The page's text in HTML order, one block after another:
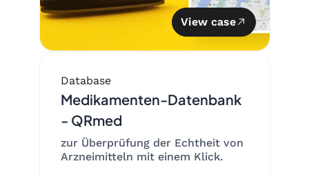
View case
Database
Medikamenten-Datenbank
- QRmed
zur Überprüfung der Echtheit von
Arzneimitteln mit einem Klick.